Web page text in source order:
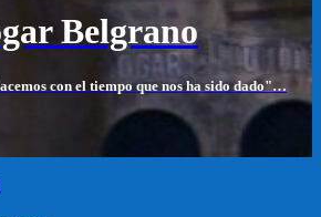
Belgrano
con el tiempo que nos ha sido dado"…